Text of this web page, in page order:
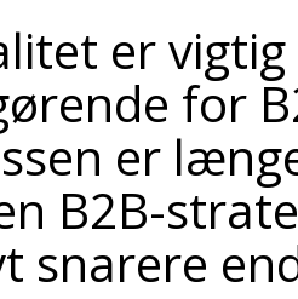
er
for
er
B2B-
snarere